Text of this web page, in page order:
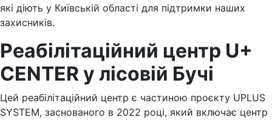
які діють у Київській області для підтримки наших
захисників.
Реабілітаційний центр U+
CENTER у лісовій Бучі
Цей реабілітаційний центр є частиною проєкту UPLUS
SYSTEM, заснованого в 2022 році, який включає центр